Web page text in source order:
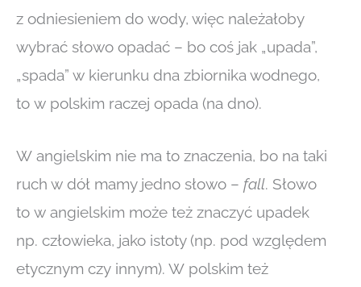
z odniesieniem do wody, więc należałoby
wybrać słowo opadać – bo coś jak „upada”,
„spada” w kierunku dna zbiornika wodnego,
to w polskim raczej opada (na dno).
W angielskim nie ma to znaczenia, bo na taki
ruch w dół mamy jedno słowo – fall. Słowo
to w angielskim może też znaczyć upadek
np. człowieka, jako istoty (np. pod względem
etycznym czy innym). W polskim też